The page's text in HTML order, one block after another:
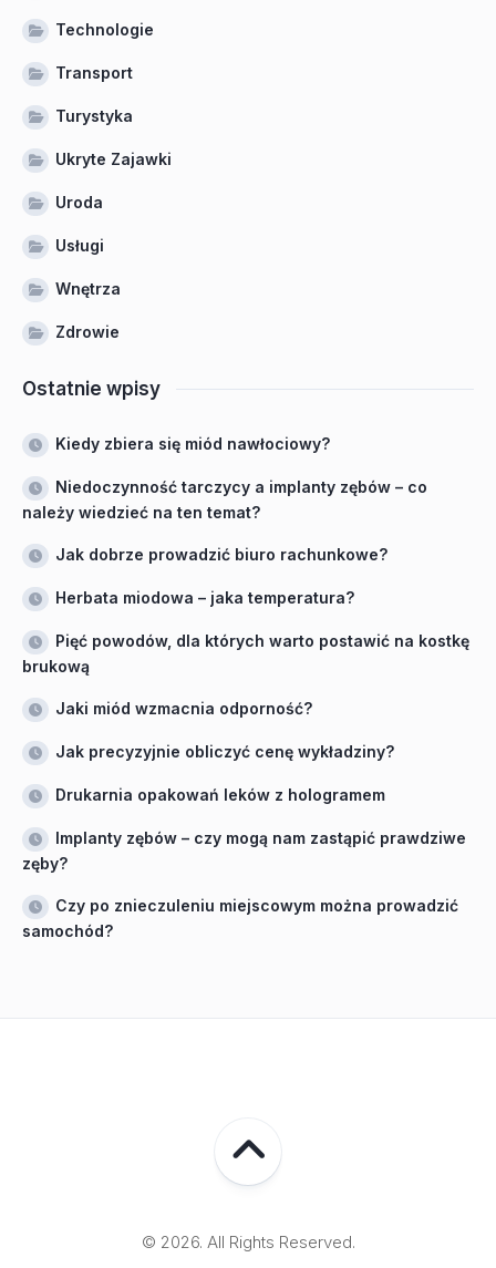
Technologie
Transport
Turystyka
Ukryte Zajawki
Uroda
Usługi
Wnętrza
Zdrowie
Ostatnie wpisy
Kiedy zbiera się miód nawłociowy?
Niedoczynność tarczycy a implanty zębów – co
należy wiedzieć na ten temat?
Jak dobrze prowadzić biuro rachunkowe?
Herbata miodowa – jaka temperatura?
Pięć powodów, dla których warto postawić na kostkę
brukową
Jaki miód wzmacnia odporność?
Jak precyzyjnie obliczyć cenę wykładziny?
Drukarnia opakowań leków z hologramem
Implanty zębów – czy mogą nam zastąpić prawdziwe
zęby?
Czy po znieczuleniu miejscowym można prowadzić
samochód?
© 2026. All Rights Reserved.